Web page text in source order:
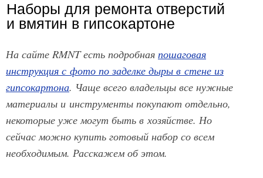
Наборы для ремонта отверстий
и вмятин в гипсокартоне
На сайте RMNT есть подробная пошаговая
инструкция с фото по заделке дыры в стене из
гипсокартона. Чаще всего владельцы все нужные
материалы и инструменты покупают отдельно,
некоторые уже могут быть в хозяйстве. Но
сейчас можно купить готовый набор со всем
необходимым. Расскажем об этом.